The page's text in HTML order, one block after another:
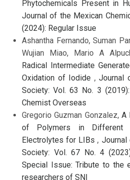
Phytochemicals Present in
Journal of the Mexican
(2024): Regular Issue
Ashantha Fernando, Suman
Wujian Miao, Mario A
Radical Intermediate
Oxidation of Iodide , Journal
Society: Vol. 63 No. 3
Chemist Overseas
Gregorio Guzman Gonzalez, A
of Polymers in Different
Electrolytes for LIBs, Journal
Society: Vol. 67 No. 4
Special Issue: Tribute to the
researchers of SNI